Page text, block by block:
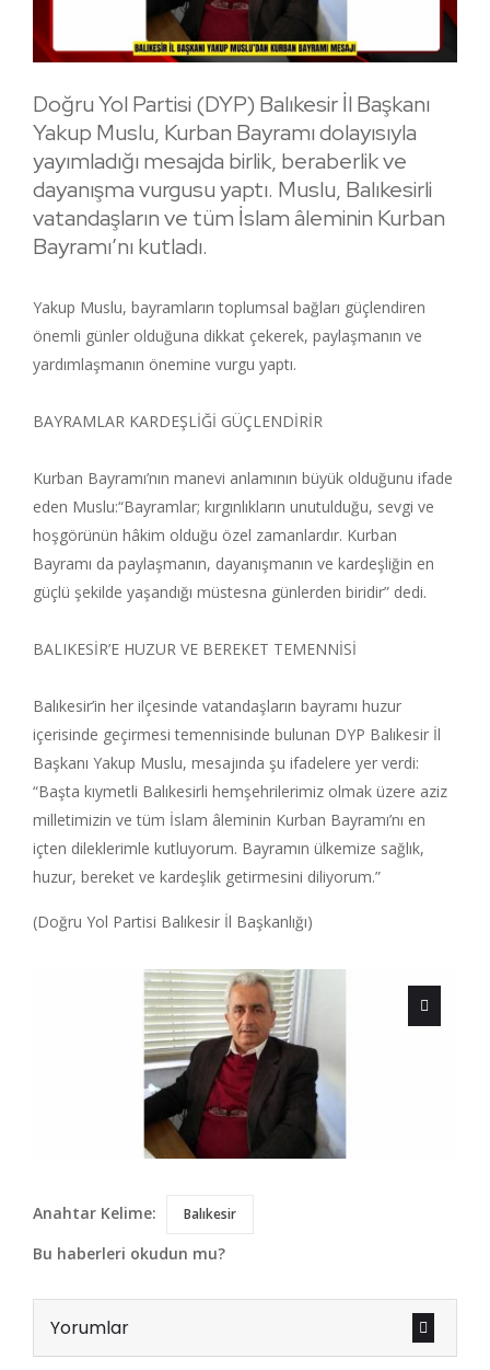
Doğru Yol Partisi (DYP) Balıkesir İl Başkanı
Yakup Muslu, Kurban Bayramı dolayısıyla
yayımladığı mesajda birlik, beraberlik ve
dayanışma vurgusu yaptı. Muslu, Balıkesirli
vatandaşların ve tüm İslam âleminin Kurban
Bayramı’nı kutladı.
Yakup Muslu, bayramların toplumsal bağları güçlendiren
önemli günler olduğuna dikkat çekerek, paylaşmanın ve
yardımlaşmanın önemine vurgu yaptı.
BAYRAMLAR KARDEŞLİĞİ GÜÇLENDİRİR
Kurban Bayramı’nın manevi anlamının büyük olduğunu ifade
eden Muslu:“Bayramlar; kırgınlıkların unutulduğu, sevgi ve
hoşgörünün hâkim olduğu özel zamanlardır. Kurban
Bayramı da paylaşmanın, dayanışmanın ve kardeşliğin en
güçlü şekilde yaşandığı müstesna günlerden biridir” dedi.
BALIKESİR’E HUZUR VE BEREKET TEMENNİSİ
Balıkesir’in her ilçesinde vatandaşların bayramı huzur
içerisinde geçirmesi temennisinde bulunan DYP Balıkesir İl
Başkanı Yakup Muslu, mesajında şu ifadelere yer verdi:
“Başta kıymetli Balıkesirli hemşehrilerimiz olmak üzere aziz
milletimizin ve tüm İslam âleminin Kurban Bayramı’nı en
içten dileklerimle kutluyorum. Bayramın ülkemize sağlık,
huzur, bereket ve kardeşlik getirmesini diliyorum.”
(Doğru Yol Partisi Balıkesir İl Başkanlığı)
Anahtar Kelime: Balıkesir
Bu haberleri okudun mu?
Yorumlar